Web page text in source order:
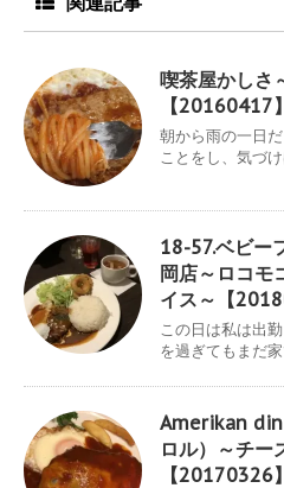
喫茶屋かしさ
【20160417】
朝から雨の一日
ことをし、気づ
18-57.ベビー
岡店～ロコモ
イス～【
この日は私は出
を過ぎてもまだ
Amerikan
ロル）～チー
【20170326】